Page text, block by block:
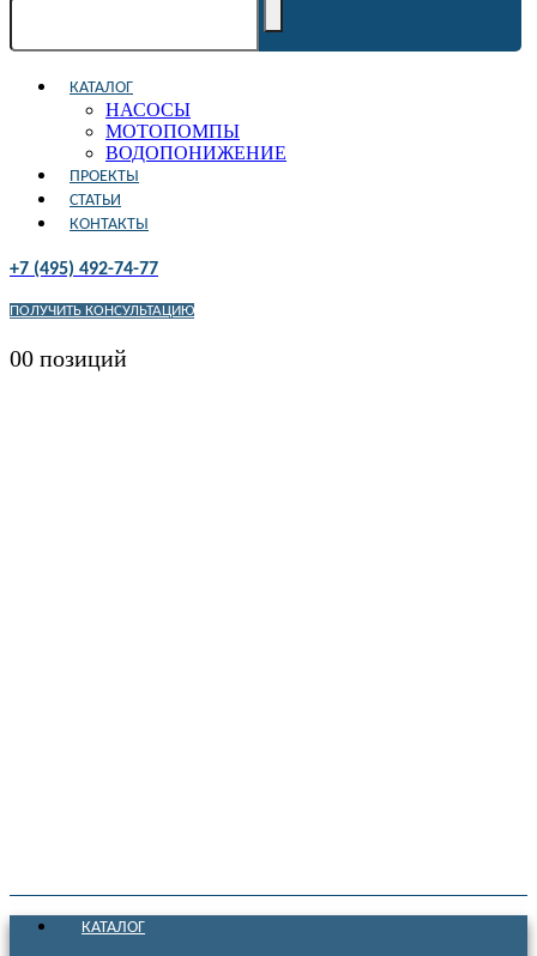
КАТАЛОГ
НАСОСЫ
МОТОПОМПЫ
ВОДОПОНИЖЕНИЕ
ПРОЕКТЫ
СТАТЬИ
КОНТАКТЫ
+7 (495) 492-74-77
ПОЛУЧИТЬ КОНСУЛЬТАЦИЮ
00 позиций
КАТАЛОГ